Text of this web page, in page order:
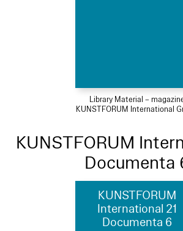
Library Material –
KUNSTFORUM International
KUNSTFORUM
Documenta
KUNSTFORUM
International 21
Documenta 6